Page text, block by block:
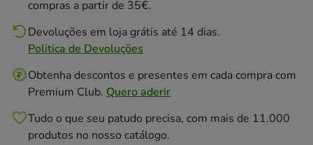
compras a partir de 35€.
Devoluções em loja grátis até 14 dias.
Politica de Devoluções
Obtenha descontos e presentes em cada compra com
Premium Club. Quero aderir
Tudo o que seu patudo precisa, com mais de 11.000
produtos no nosso catálogo.